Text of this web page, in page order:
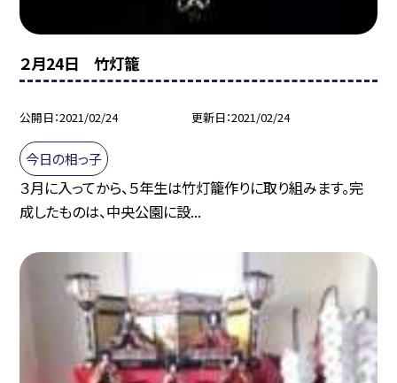
２月24日 竹灯籠
公開日 2021/02/24 更新日 2021/02/24
今日の相っ子
３月に入ってから、５年生は竹灯籠作りに取り組みます。完
成したものは、中央公園に設...